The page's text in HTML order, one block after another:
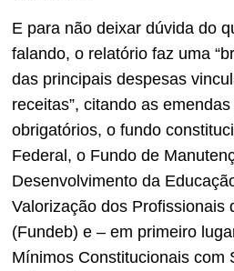
E para não deixar dúvida do
falando, o relatório faz uma
das principais despesas
receitas”, citando as
obrigatórios, o fundo
Federal, o Fundo de
Desenvolvimento da
Valorização dos Profissionais
(Fundeb) e – em primeiro
Mínimos Constitucionais com